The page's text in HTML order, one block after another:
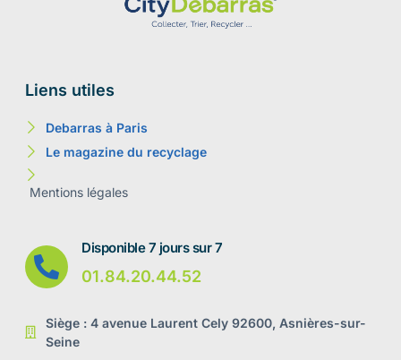
Liens utiles
Debarras à Paris
Le magazine du recyclage
Mentions légales
Disponible 7 jours sur 7
01.84.20.44.52
Siège : 4 avenue Laurent Cely 92600, Asnières-sur-
Seine